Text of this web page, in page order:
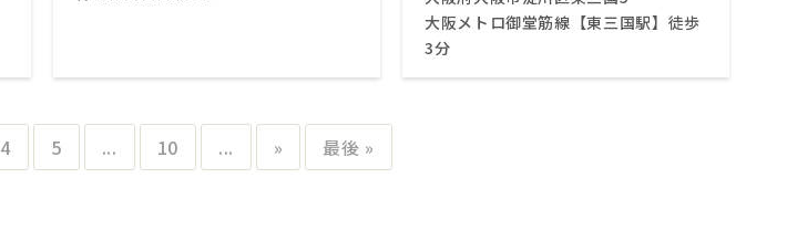
大阪メトロ御堂筋線【東三国駅】徒歩
3分
4 5 ... 10 ... » 最後 »